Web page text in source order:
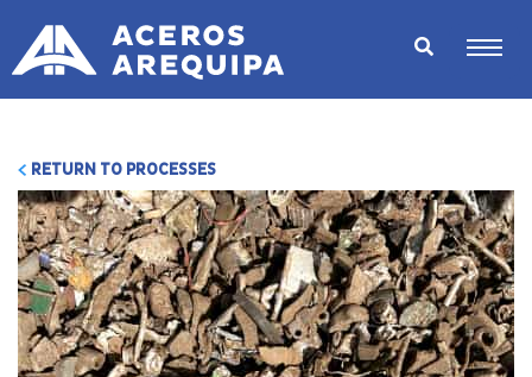
RETURN TO PROCESSES